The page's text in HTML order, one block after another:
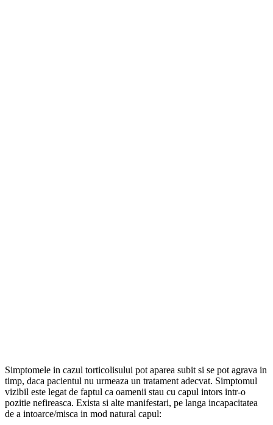
Simptomele in cazul torticolisului pot aparea subit si se pot agrava in
timp, daca pacientul nu urmeaza un tratament adecvat. Simptomul
vizibil este legat de faptul ca oamenii stau cu capul intors intr-o
pozitie nefireasca. Exista si alte manifestari, pe langa incapacitatea
de a intoarce/misca in mod natural capul: